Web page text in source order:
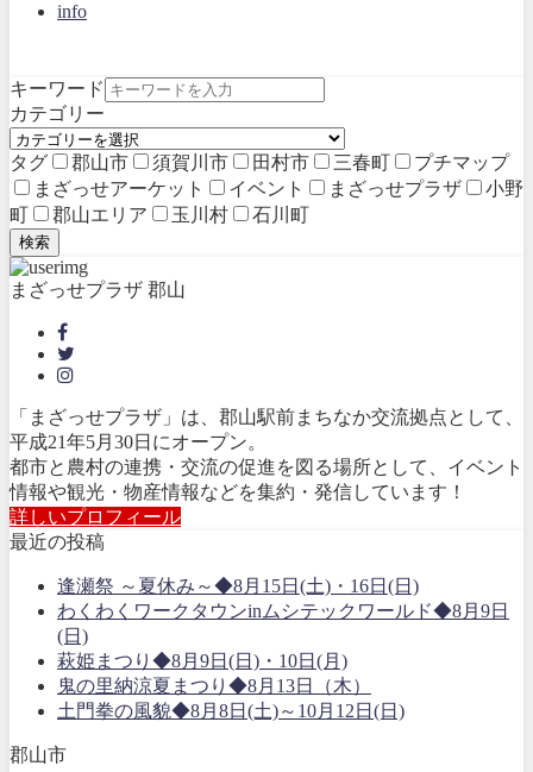
info
キーワード
カテゴリー
タグ 郡山市 須賀川市 田村市 三春町
プチマップ
まざっせアーケット
イベント まざっせプラザ
小野
町
郡山エリア 玉川村 石川町
検索
まざっせプラザ 郡山
「まざっせプラザ」は、郡山駅前まちなか交流拠点として、
平成21年5月30日にオープン。
都市と農村の連携・交流の促進を図る場所として、イベント
情報や観光・物産情報などを集約・発信しています！
詳しいプロフィール
最近の投稿
逢瀬祭 ～夏休み～◆8月15日(土)・16日(日)
わくわくワークタウンinムシテックワールド◆8月9日
(日)
萩姫まつり◆8月9日(日)・10日(月)
鬼の里納涼夏まつり◆8月13日（木）
土門拳の風貌◆8月8日(土)～10月12日(日)
郡山市